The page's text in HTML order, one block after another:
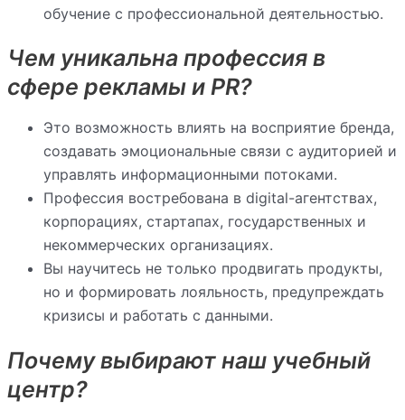
обучение с профессиональной деятельностью.
Чем уникальна профессия в
сфере рекламы и PR?
Это возможность влиять на восприятие бренда,
создавать эмоциональные связи с аудиторией и
управлять информационными потоками.
Профессия востребована в digital-агентствах,
корпорациях, стартапах, государственных и
некоммерческих организациях.
Вы научитесь не только продвигать продукты,
но и формировать лояльность, предупреждать
кризисы и работать с данными.
Почему выбирают наш учебный
центр?